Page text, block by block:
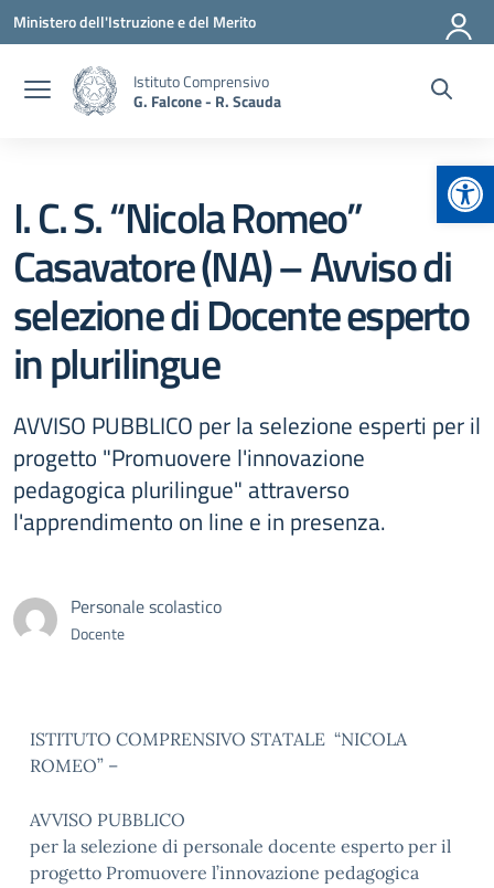
Vai ai contenuti
Vai al menu di navigazione
Vai al footer
Ministero dell'Istruzione e del Merito
Istituto Comprensivo
G. Falcone - R. Scauda
I. C. S. “Nicola Romeo”
Casavatore (NA) – Avviso di
selezione di Docente esperto
in plurilingue
AVVISO PUBBLICO per la selezione esperti per il
progetto "Promuovere l'innovazione
pedagogica plurilingue" attraverso
l'apprendimento on line e in presenza.
Personale scolastico
Docente
ISTITUTO COMPRENSIVO STATALE “NICOLA
ROMEO” –
AVVISO PUBBLICO
per la selezione di personale docente esperto per il
progetto Promuovere l’innovazione pedagogica